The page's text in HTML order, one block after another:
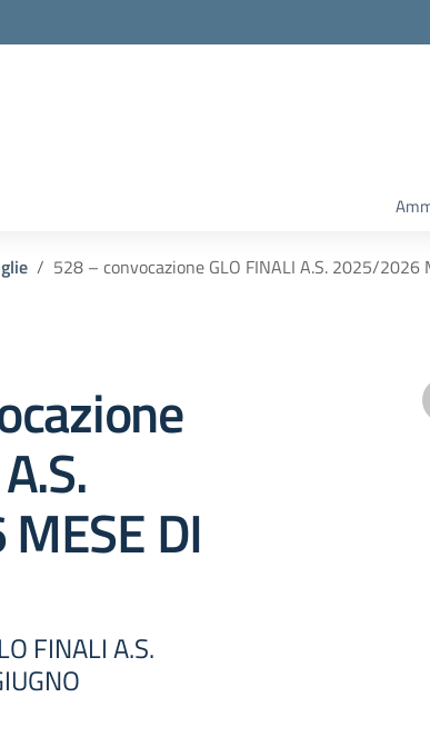
528 – convocazione GLO FINALI A.S. 2025/2026
DI
FINALI A.S.